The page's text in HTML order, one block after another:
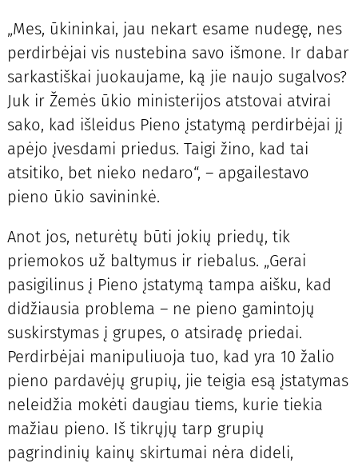
„Mes, ūkininkai, jau nekart esame nudegę, nes
perdirbėjai vis nustebina savo išmone. Ir dabar
sarkastiškai juokaujame, ką jie naujo sugalvos?
Juk ir Žemės ūkio ministerijos atstovai atvirai
sako, kad išleidus Pieno įstatymą perdirbėjai jį
apėjo įvesdami priedus. Taigi žino, kad tai
atsitiko, bet nieko nedaro“, – apgailestavo
pieno ūkio savininkė.
Anot jos, neturėtų būti jokių priedų, tik
priemokos už baltymus ir riebalus. „Gerai
pasigilinus į Pieno įstatymą tampa aišku, kad
didžiausia problema – ne pieno gamintojų
suskirstymas į grupes, o atsiradę priedai.
Perdirbėjai manipuliuoja tuo, kad yra 10 žalio
pieno pardavėjų grupių, jie teigia esą įstatymas
neleidžia mokėti daugiau tiems, kurie tiekia
mažiau pieno. Iš tikrųjų tarp grupių
pagrindinių kainų skirtumai nėra dideli,